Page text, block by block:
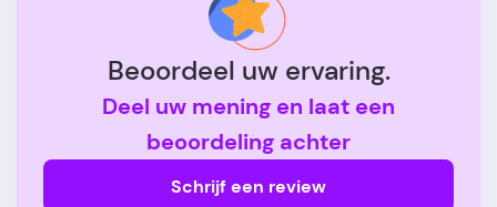
Beoordeel uw ervaring.
Deel uw mening en laat een
beoordeling achter
Schrijf een review